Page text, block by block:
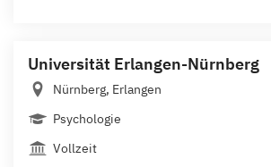
Universität Erlangen-Nürnberg
Nürnberg, Erlangen
Psychologie
Vollzeit